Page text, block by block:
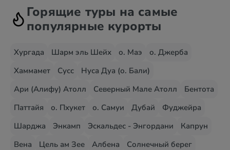
Горящие туры на самые
популярные курорты
Хургада Шарм эль Шейх о. Маэ
о. Джерба
Хаммамет
Сусс
Нуса Дуа (о. Бали)
Ари (Алифу) Атолл
Северный Мале Атолл
Бентота
Паттайя
о. Пхукет о. Самуи Дубай
Фуджейра
Шарджа
Энкамп Эскальдес - Энгордани
Капрун
Вена
Цель ам Зее Албена
Солнечный берег